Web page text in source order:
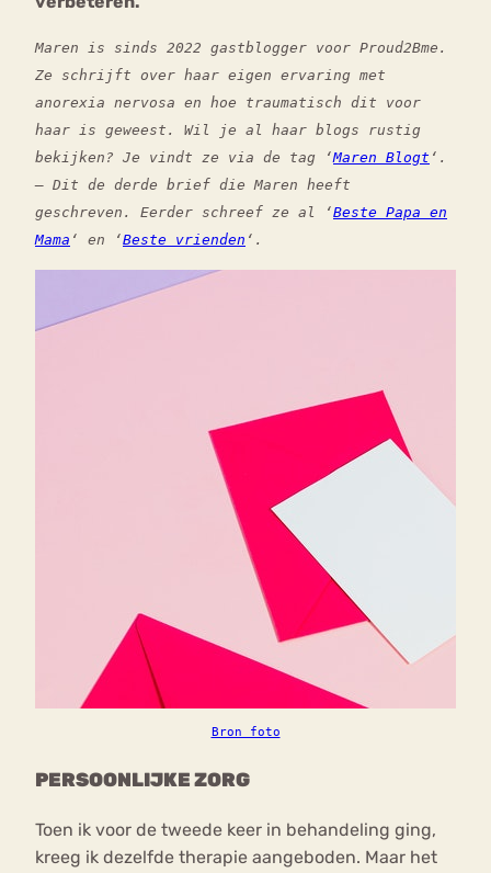
Maren is sinds 2022 gastblogger voor Proud2Bme.
Ze schrijft over haar eigen ervaring met
anorexia nervosa en hoe traumatisch dit voor
haar is geweest. Wil je al haar blogs rustig
bekijken? Je vindt ze via de tag ‘Maren Blogt ‘.
– Dit de derde brief die Maren heeft
geschreven. Eerder schreef ze al ‘Beste Papa en
Mama ‘ en ‘Beste vrienden ‘.
Bron foto
PERSOONLIJKE ZORG
Toen ik voor de tweede keer in behandeling ging,
kreeg ik dezelfde therapie aangeboden. Maar het